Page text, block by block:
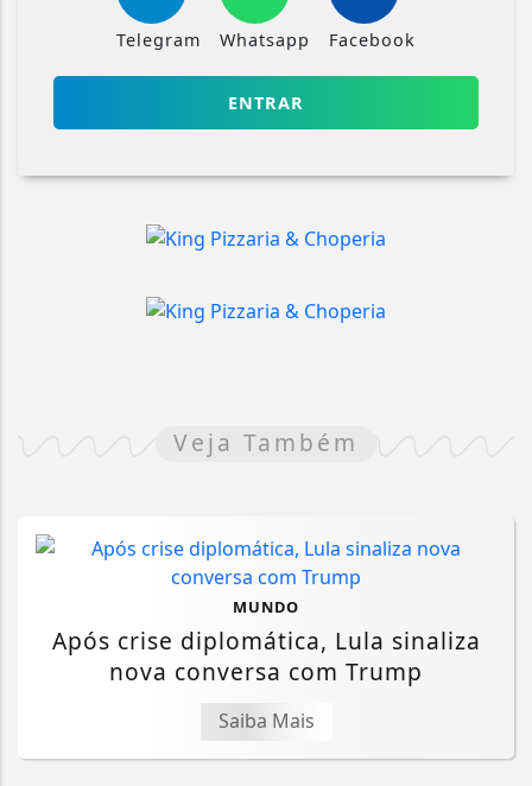
Telegram Whatsapp Facebook
ENTRAR
Veja Também
MUNDO
Após crise diplomática, Lula sinaliza
nova conversa com Trump
Saiba Mais